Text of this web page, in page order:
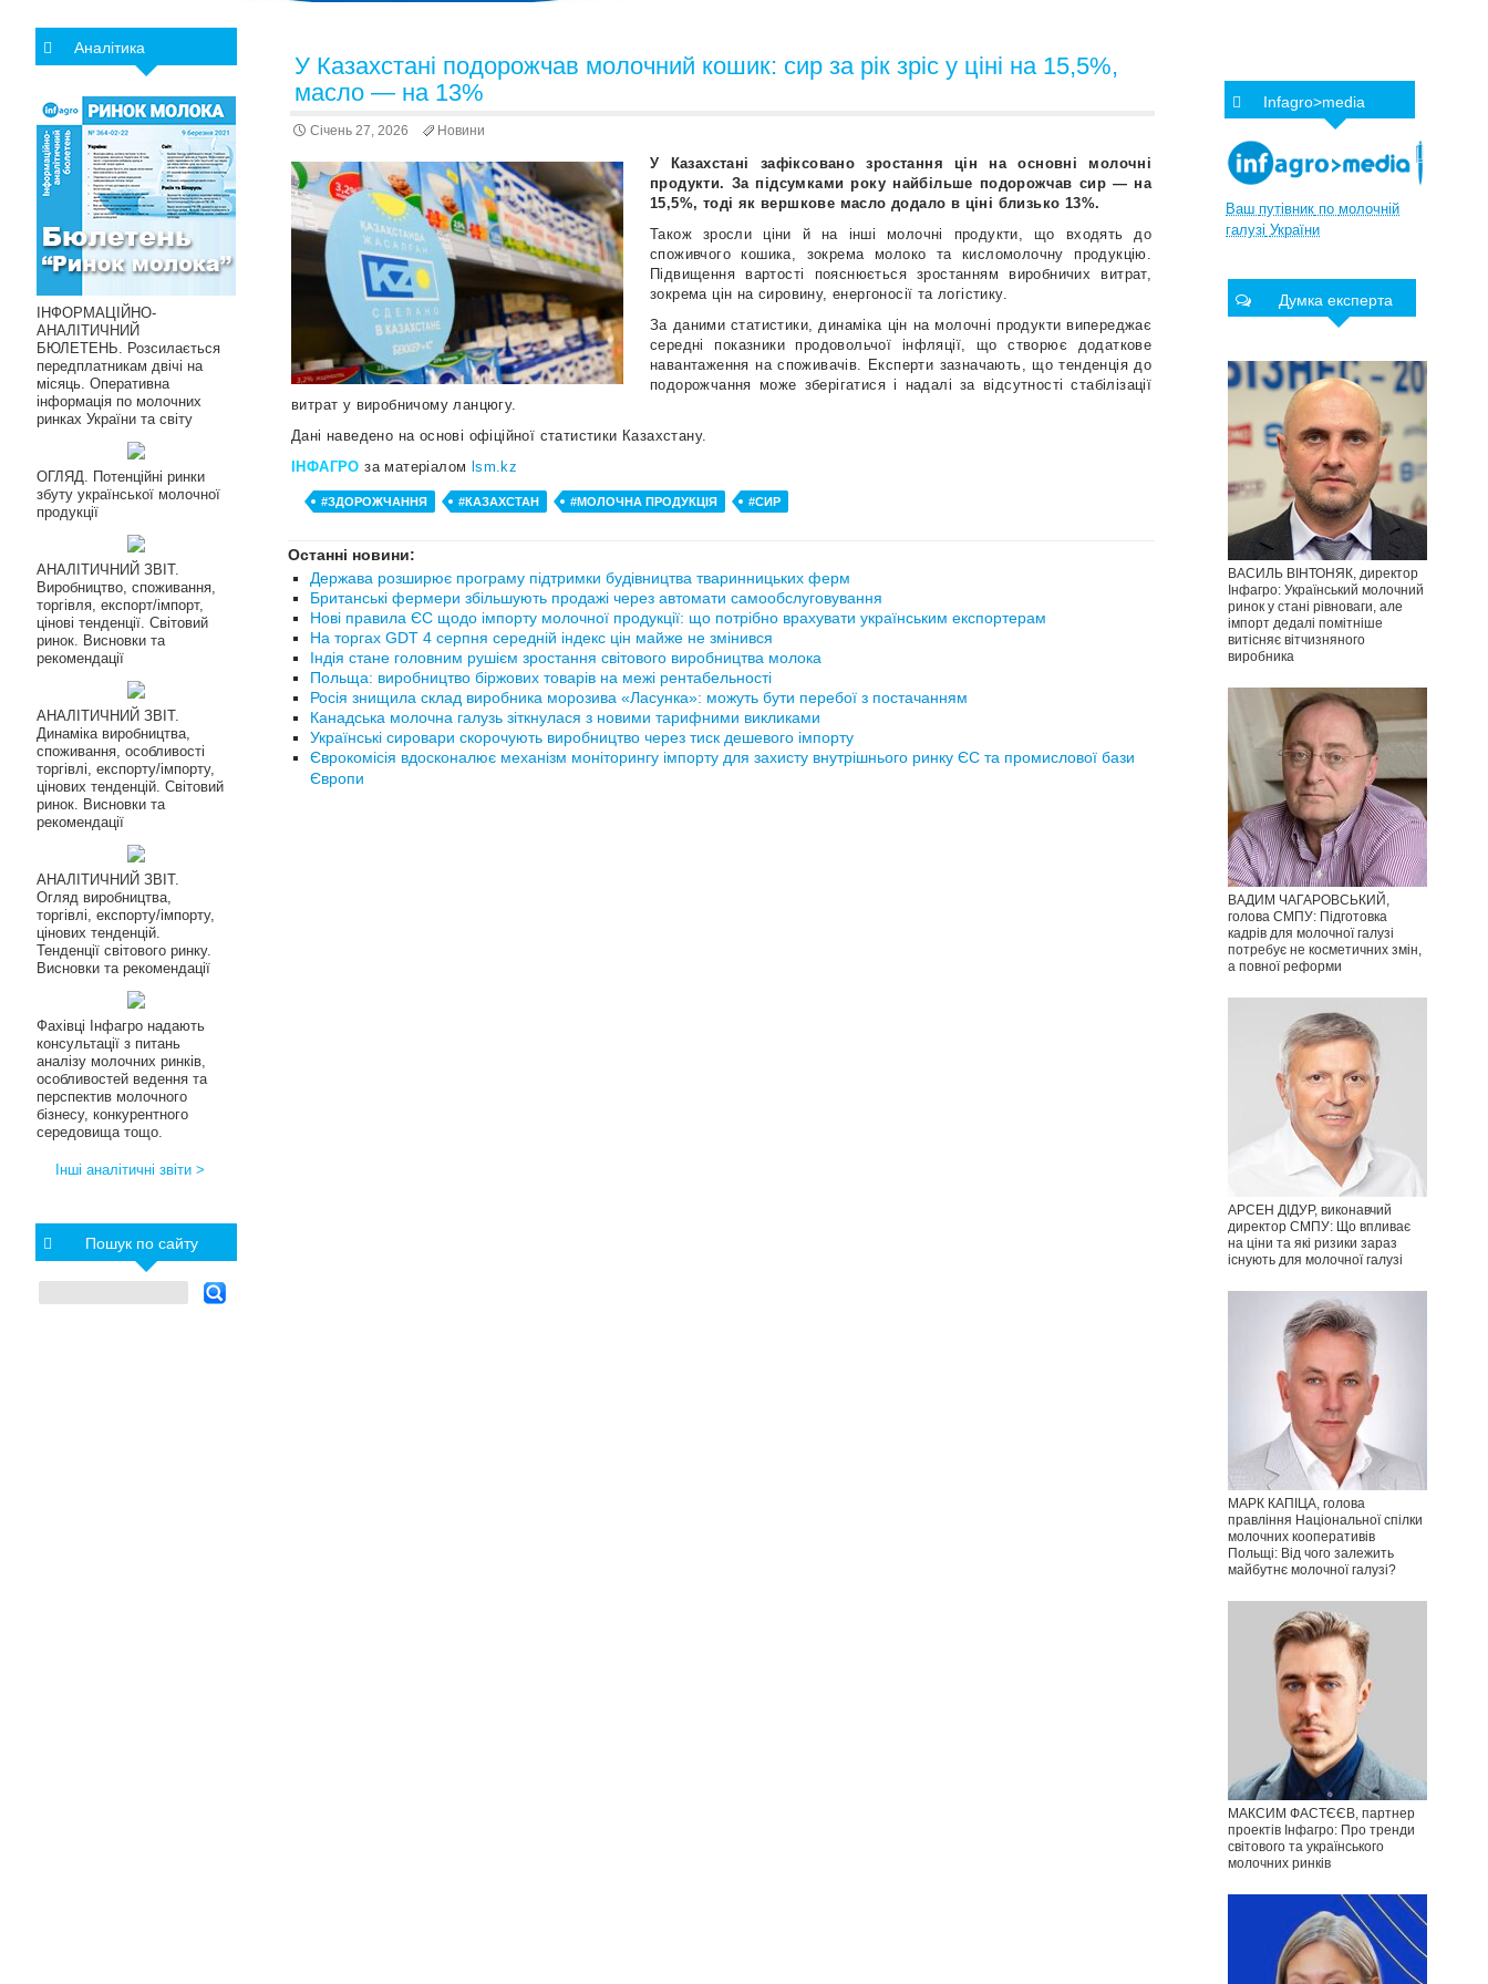
У Казахстані подорожчав молочний кошик: сир за рік зріс у ціні на 15,5%,
масло — на 13%
Січень 27, 2026 Новини
У Казахстані зафіксовано зростання цін на основні молочні
продукти. За підсумками року найбільше подорожчав сир — на
15,5%, тоді як вершкове масло додало в ціні близько 13%.
Також зросли ціни й на інші молочні продукти, що входять до
споживчого кошика, зокрема молоко та кисломолочну продукцію.
Підвищення вартості пояснюється зростанням виробничих витрат,
зокрема цін на сировину, енергоносії та логістику.
За даними статистики, динаміка цін на молочні продукти випереджає
середні показники продовольчої інфляції, що створює додаткове
навантаження на споживачів. Експерти зазначають, що тенденція до
подорожчання може зберігатися і надалі за відсутності стабілізації
витрат у виробничому ланцюгу.
Дані наведено на основі офіційної статистики Казахстану.
ІНФАГРО за матеріалом lsm.kz
#ЗДОРОЖЧАННЯ #КАЗАХСТАН #МОЛОЧНА ПРОДУКЦІЯ #СИР
Останні новини:
Держава розширює програму підтримки будівництва тваринницьких ферм
Британські фермери збільшують продажі через автомати самообслуговування
Нові правила ЄС щодо імпорту молочної продукції: що потрібно врахувати українським експортерам
На торгах GDT 4 серпня середній індекс цін майже не змінився
Індія стане головним рушієм зростання світового виробництва молока
Польща: виробництво біржових товарів на межі рентабельності
Росія знищила склад виробника морозива «Ласунка»: можуть бути перебої з постачанням
Канадська молочна галузь зіткнулася з новими тарифними викликами
Українські сировари скорочують виробництво через тиск дешевого імпорту
Єврокомісія вдосконалює механізм моніторингу імпорту для захисту внутрішнього ринку ЄС та промислової бази
Європи
Infagro>media
Ваш путівник по молочній
галузі України
Думка експерта
ВАСИЛЬ ВІНТОНЯК, директор
Інфагро: Український молочний
ринок у стані рівноваги, але
імпорт дедалі помітніше
витісняє вітчизняного
виробника
ВАДИМ ЧАГАРОВСЬКИЙ,
голова СМПУ: Підготовка
кадрів для молочної галузі
потребує не косметичних змін,
а повної реформи
АРСЕН ДІДУР, виконавчий
директор СМПУ: Що впливає
на ціни та які ризики зараз
існують для молочної галузі
МАРК КАПІЦА, голова
правління Національної спілки
молочних кооперативів
Польщі: Від чого залежить
майбутнє молочної галузі?
МАКСИМ ФАСТЄЄВ, партнер
проектів Інфагро: Про тренди
світового та українського
молочних ринків
Аналітика
ІНФОРМАЦІЙНО-
АНАЛІТИЧНИЙ
БЮЛЕТЕНЬ. Розсилається
передплатникам двічі на
місяць. Оперативна
інформація по молочних
ринках України та світу
ОГЛЯД. Потенційні ринки
збуту української молочної
продукції
АНАЛІТИЧНИЙ ЗВІТ.
Виробництво, споживання,
торгівля, експорт/імпорт,
цінові тенденції. Світовий
ринок. Висновки та
рекомендації
АНАЛІТИЧНИЙ ЗВІТ.
Динаміка виробництва,
споживання, особливості
торгівлі, експорту/імпорту,
цінових тенденцій. Світовий
ринок. Висновки та
рекомендації
АНАЛІТИЧНИЙ ЗВІТ.
Огляд виробництва,
торгівлі, експорту/імпорту,
цінових тенденцій.
Тенденції світового ринку.
Висновки та рекомендації
Фахівці Інфагро надають
консультації з питань
аналізу молочних ринків,
особливостей ведення та
перспектив молочного
бізнесу, конкурентного
середовища тощо.
Інші аналітичні звіти >
Пошук по сайту